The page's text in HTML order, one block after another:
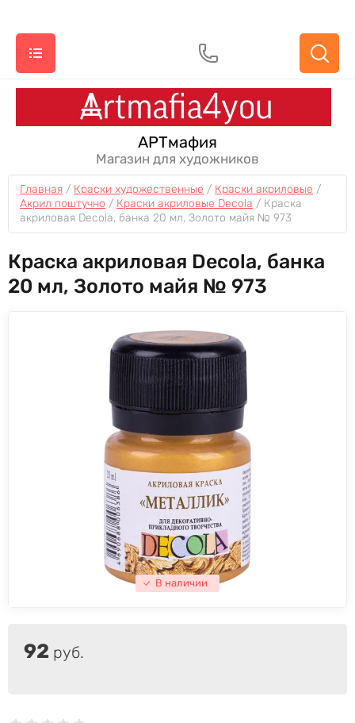
АРТмафия
Магазин для художников
Главная / Краски художественные / Краски акриловые
Акрил поштучно / Краски акриловые Decola / Краска
акриловая Decola, банка 20 мл, Золото майя № 973
Краска акриловая Decola, банка
20 мл, Золото майя № 973
В наличии
92 руб.